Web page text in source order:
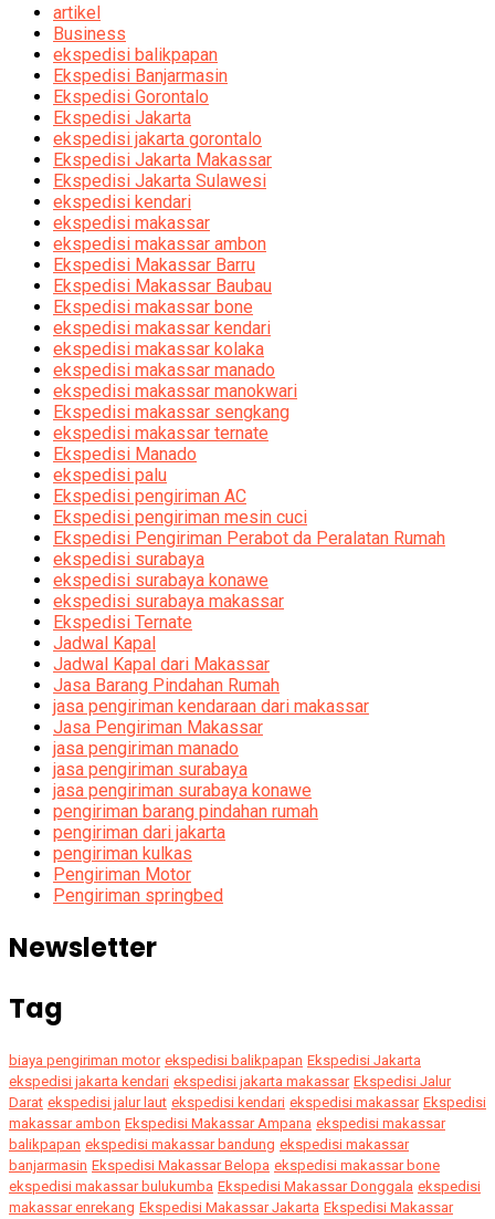
artikel
Business
ekspedisi balikpapan
Ekspedisi Banjarmasin
Ekspedisi Gorontalo
Ekspedisi Jakarta
ekspedisi jakarta gorontalo
Ekspedisi Jakarta Makassar
Ekspedisi Jakarta Sulawesi
ekspedisi kendari
ekspedisi makassar
ekspedisi makassar ambon
Ekspedisi Makassar Barru
Ekspedisi Makassar Baubau
Ekspedisi makassar bone
ekspedisi makassar kendari
ekspedisi makassar kolaka
ekspedisi makassar manado
ekspedisi makassar manokwari
Ekspedisi makassar sengkang
ekspedisi makassar ternate
Ekspedisi Manado
ekspedisi palu
Ekspedisi pengiriman AC
Ekspedisi pengiriman mesin cuci
Ekspedisi Pengiriman Perabot da Peralatan Rumah
ekspedisi surabaya
ekspedisi surabaya konawe
ekspedisi surabaya makassar
Ekspedisi Ternate
Jadwal Kapal
Jadwal Kapal dari Makassar
Jasa Barang Pindahan Rumah
jasa pengiriman kendaraan dari makassar
Jasa Pengiriman Makassar
jasa pengiriman manado
jasa pengiriman surabaya
jasa pengiriman surabaya konawe
pengiriman barang pindahan rumah
pengiriman dari jakarta
pengiriman kulkas
Pengiriman Motor
Pengiriman springbed
Newsletter
Tag
biaya pengiriman motor ekspedisi balikpapan Ekspedisi Jakarta
ekspedisi jakarta kendari ekspedisi jakarta makassar Ekspedisi Jalur
Darat ekspedisi jalur laut ekspedisi kendari ekspedisi makassar Ekspedisi
makassar ambon Ekspedisi Makassar Ampana ekspedisi makassar
balikpapan ekspedisi makassar bandung ekspedisi makassar
banjarmasin Ekspedisi Makassar Belopa ekspedisi makassar bone
ekspedisi makassar bulukumba Ekspedisi Makassar Donggala ekspedisi
makassar enrekang Ekspedisi Makassar Jakarta Ekspedisi Makassar